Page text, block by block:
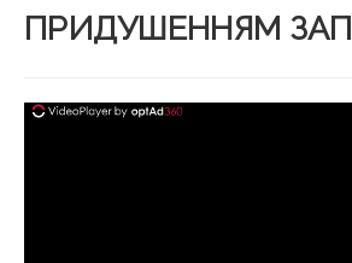
ПРИДУШЕННЯМ